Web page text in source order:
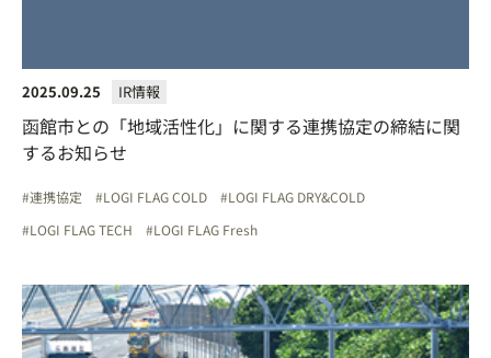
2025.09.25 IR情報
函館市との「地域活性化」に関する連携協定の締結に関
するお知らせ
連携協定 LOGI FLAG COLD
LOGI FLAG DRY&COLD
LOGI FLAG TECH
LOGI FLAG Fresh